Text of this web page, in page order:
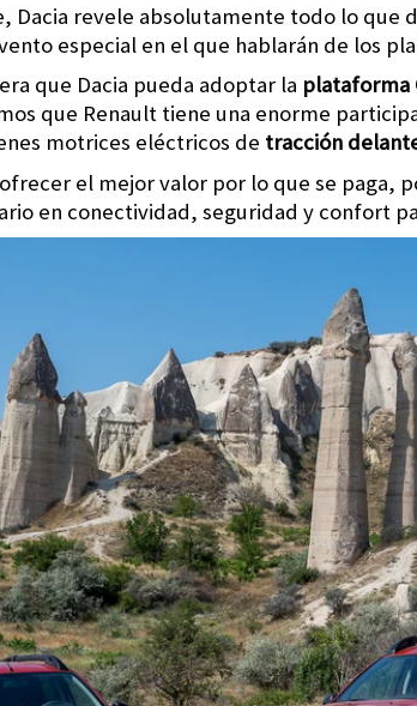
Dacia revele absolutamente todo lo que
especial en el que hablarán de los
que Dacia pueda adoptar la plataforma
que Renault tiene una enorme
motrices eléctricos de tracción
el mejor valor por lo que se paga,
en conectividad, seguridad y confort